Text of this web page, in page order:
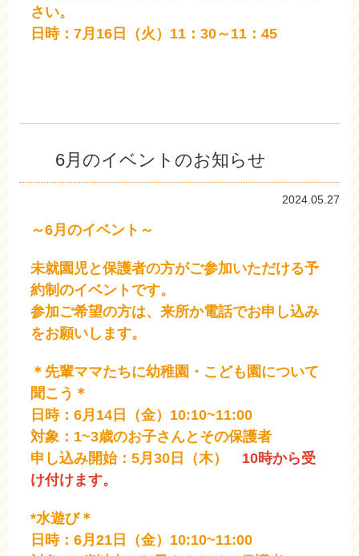
さい。
日時：7月16日（火）11：30～11：45
6月のイベントのお知らせ
2024.05.27
～6月のイベント～
未就園児と保護者の方がご参加いただける予
約制のイベントです。
参加ご希望の方は、来所か電話でお申し込み
をお願いします。
＊先輩ママたちに幼稚園・こども園について
聞こう＊
日時：6月14日（金）10:10~11:00
対象：1~3歳のお子さんとその保護者
申し込み開始：5月30日（木） 10時から受
け付けます。
*水遊び＊
日時：6月21日（金）10:10~11:00